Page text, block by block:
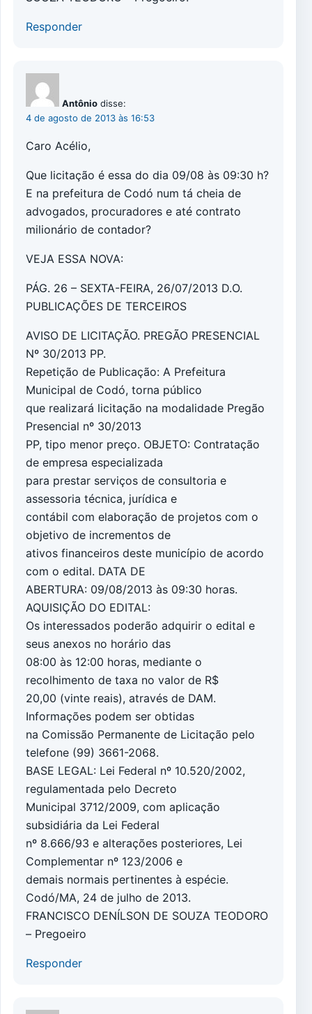
Responder
Antônio disse:
4 de agosto de 2013 às 16:53
Caro Acélio,
Que licitação é essa do dia 09/08 às 09:30 h?
E na prefeitura de Codó num tá cheia de
advogados, procuradores e até contrato
milionário de contador?
VEJA ESSA NOVA:
PÁG. 26 – SEXTA-FEIRA, 26/07/2013 D.O.
PUBLICAÇÕES DE TERCEIROS
AVISO DE LICITAÇÃO. PREGÃO PRESENCIAL
Nº 30/2013 PP.
Repetição de Publicação: A Prefeitura
Municipal de Codó, torna público
que realizará licitação na modalidade Pregão
Presencial nº 30/2013
PP, tipo menor preço. OBJETO: Contratação
de empresa especializada
para prestar serviços de consultoria e
assessoria técnica, jurídica e
contábil com elaboração de projetos com o
objetivo de incrementos de
ativos financeiros deste município de acordo
com o edital. DATA DE
ABERTURA: 09/08/2013 às 09:30 horas.
AQUISIÇÃO DO EDITAL:
Os interessados poderão adquirir o edital e
seus anexos no horário das
08:00 às 12:00 horas, mediante o
recolhimento de taxa no valor de R$
20,00 (vinte reais), através de DAM.
Informações podem ser obtidas
na Comissão Permanente de Licitação pelo
telefone (99) 3661-2068.
BASE LEGAL: Lei Federal nº 10.520/2002,
regulamentada pelo Decreto
Municipal 3712/2009, com aplicação
subsidiária da Lei Federal
nº 8.666/93 e alterações posteriores, Lei
Complementar nº 123/2006 e
demais normais pertinentes à espécie.
Codó/MA, 24 de julho de 2013.
FRANCISCO DENÍLSON DE SOUZA TEODORO
– Pregoeiro
Responder